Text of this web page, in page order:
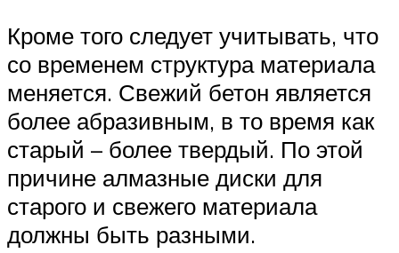
Кроме того следует учитывать, что
со временем структура материала
меняется. Свежий бетон является
более абразивным, в то время как
старый – более твердый. По этой
причине алмазные диски для
старого и свежего материала
должны быть разными.